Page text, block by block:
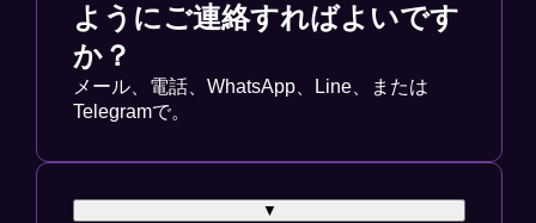
ようにご連絡すればよいです
か？
メール、電話、WhatsApp、Line、または
Telegramで。
▼